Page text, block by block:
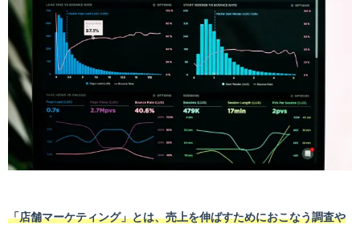
「店舗マーケティング」とは、売上を伸ばすためにおこなう調査や